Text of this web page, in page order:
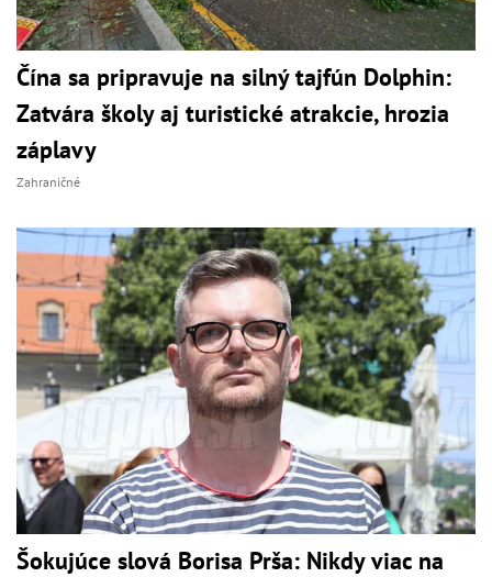
Čína sa pripravuje na silný tajfún Dolphin:
Zatvára školy aj turistické atrakcie, hrozia
záplavy
Zahraničné
Šokujúce slová Borisa Prša: Nikdy viac na